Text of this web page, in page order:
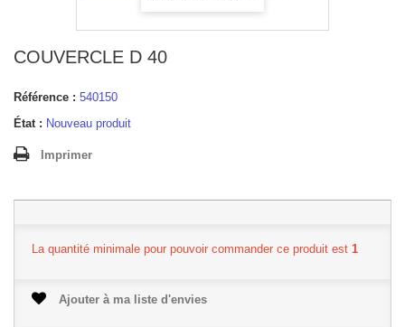
COUVERCLE D 40
Référence : 540150
État : Nouveau produit
Imprimer
La quantité minimale pour pouvoir commander ce produit est 1
Ajouter à ma liste d'envies